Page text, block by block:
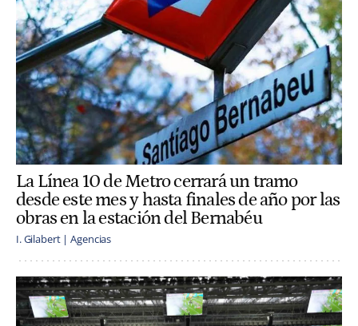
La Línea 10 de Metro cerrará un tramo
desde este mes y hasta finales de año por las
obras en la estación del Bernabéu
I. Gilabert | Agencias